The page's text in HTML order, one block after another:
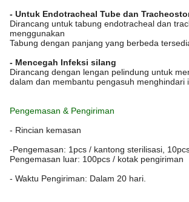
- Untuk Endotracheal Tube dan
Dirancang untuk tabung endotracheal dan
menggunakan
Tabung dengan panjang yang berbeda
- Mencegah Infeksi silang
Dirancang dengan lengan pelindung untuk
dalam dan membantu pengasuh menghindari
Pengemasan & Pengiriman
- Rincian kemasan
-Pengemasan: 1pcs / kantong sterilisasi,
Pengemasan luar: 100pcs / kotak pengiriman
- Waktu Pengiriman: Dalam 20 hari.